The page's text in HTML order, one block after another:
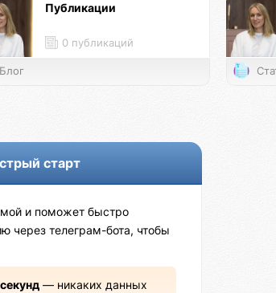
Публикации
0 публикаций
Блог
старт
и поможет быстро
через телеграм-бота, чтобы
— никаких данных